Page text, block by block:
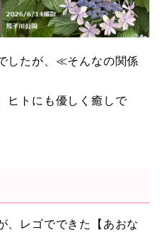
したが、≪そんなの関係
ヒトにも優しく癒しで
、レゴでできた【あおな